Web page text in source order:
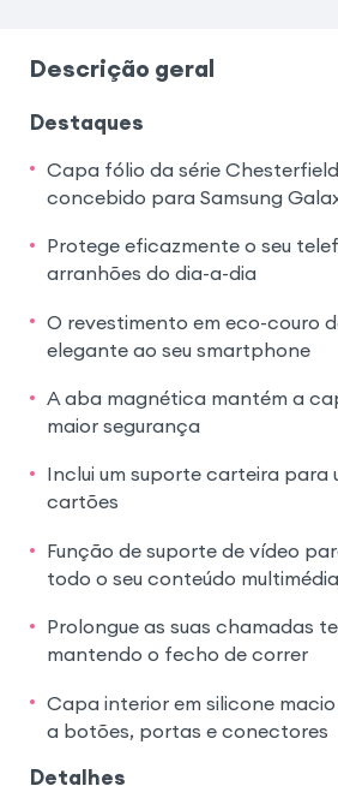
Descrição geral
Destaques
Capa fólio da série
concebido para Samsung
Protege eficazmente o seu
arranhões do dia-a-dia
O revestimento em eco-couro
elegante ao seu smartphone
A aba magnética mantém a
maior segurança
Inclui um suporte carteira para
cartões
Função de suporte de vídeo
todo o seu conteúdo
Prolongue as suas chamadas
mantendo o fecho de correr
Capa interior em silicone
a botões, portas e conectores
Detalhes